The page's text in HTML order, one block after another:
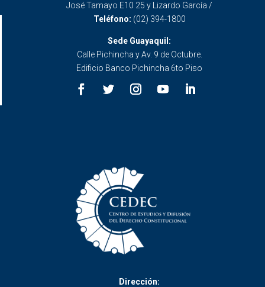
José Tamayo E10 25 y Lizardo García /
Teléfono: (02) 394-1800
Sede Guayaquil:
Calle Pichincha y Av. 9 de Octubre.
Edificio Banco Pichincha 6to Piso
Dirección: